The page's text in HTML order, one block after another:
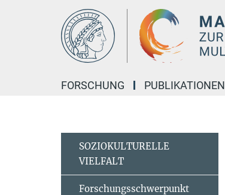
FORSCHUNG PUBLIKATIONEN
SOZIOKULTURELLE
VIELFALT
Forschungsschwerpunkt